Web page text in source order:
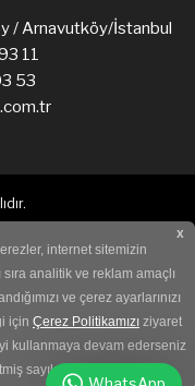
x
internet sitemizin
analitik ve reklam amaçlı
ve çerez ayarlarınızı
için Çerez Politikamızı ziyaret
kullanmaya devam ederseniz
sayılırsınız.
/ Arnavutköy/İstanbul
11
53
web tasarım